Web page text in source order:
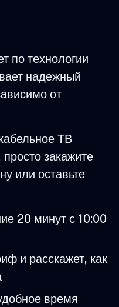
по технологии
надежный
от
ТВ
закажите
или оставьте
20 минут с 10:00
и расскажет, как
время